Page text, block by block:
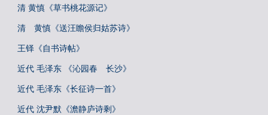
清 黄慎《草书桃花源记》
清 黄慎《送汪瞻侯归姑苏诗》
王铎《自书诗帖》
近代 毛泽东 《沁园春 长沙》
近代 毛泽东《长征诗一首》
近代 沈尹默《澹静庐诗剩》